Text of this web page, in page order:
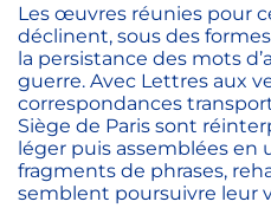
Les œuvres réunies pour
déclinent, sous des
la persistance des mots
guerre. Avec Lettres aux
correspondances
Siège de Paris sont
léger puis assemblées en
fragments de phrases,
semblent poursuivre leur